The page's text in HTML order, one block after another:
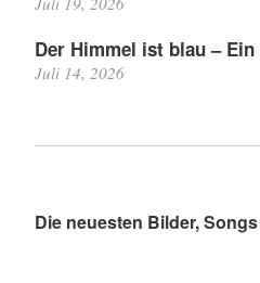
Der Himmel ist blau –
Juli 14, 2026
Die neuesten Bilder,